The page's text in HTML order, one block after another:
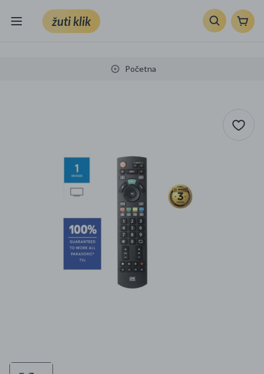
žuti klik
VRT I ALATI
Klik supermarket
Sport i slobodno vrijeme
Ljepota i zdravlje
Kućanski aparati
Početna